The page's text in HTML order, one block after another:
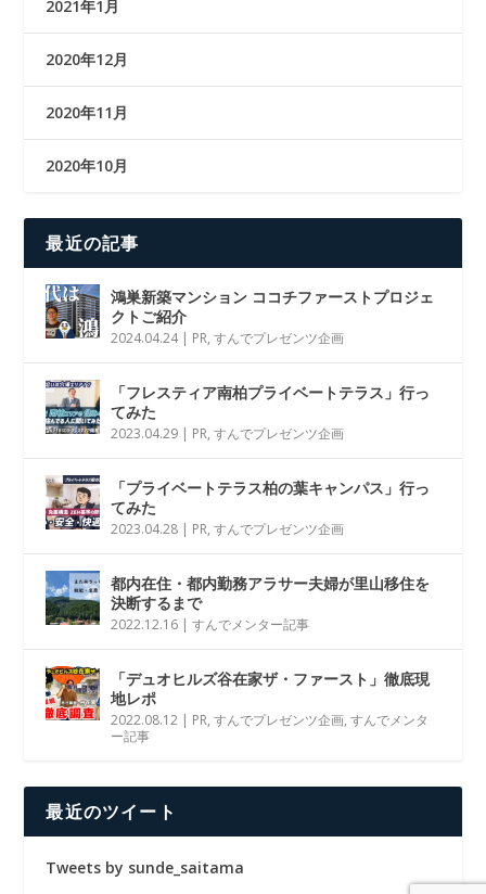
2021年1月
2020年12月
2020年11月
2020年10月
最近の記事
鴻巣新築マンション ココチファーストプロジェ
クトご紹介
2024.04.24| PR,すんでプレゼンツ企画
「フレスティア南柏プライベートテラス」行っ
てみた
2023.04.29 | PR,すんでプレゼンツ企画
「プライベートテラス柏の葉キャンパス」行っ
てみた
2023.04.28 | PR,すんでプレゼンツ企画
都内在住・都内勤務アラサー夫婦が里山移住を
決断するまで
2022.12.16 |すんでメンター記事
「デュオヒルズ谷在家ザ・ファースト」徹底現
地レポ
2022.08.12 | PR,すんでプレゼンツ企画,すんでメンタ
ー記事
最近のツイート
Tweets by sunde_saitama